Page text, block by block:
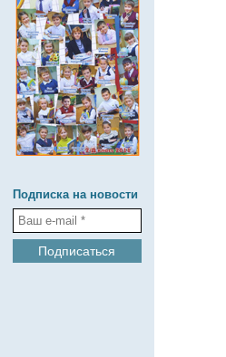
Подписка на новости